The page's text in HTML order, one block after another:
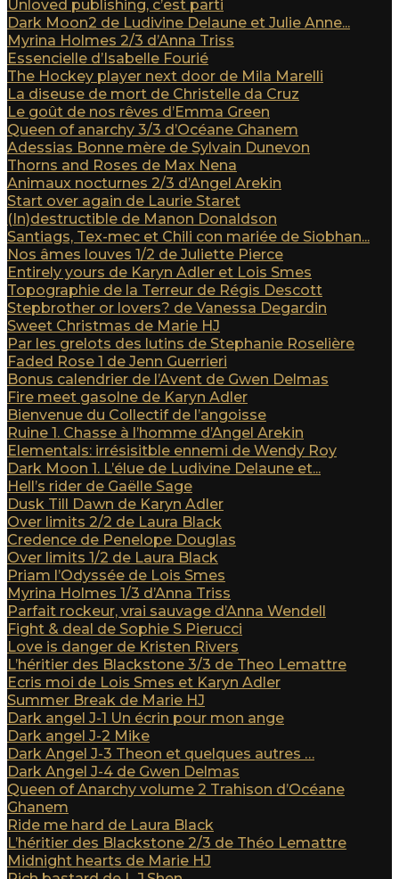
Unloved publishing, c’est parti
Dark Moon2 de Ludivine Delaune et Julie Anne...
Myrina Holmes 2/3 d’Anna Triss
Essencielle d’Isabelle Fourié
The Hockey player next door de Mila Marelli
La diseuse de mort de Christelle da Cruz
Le goût de nos rêves d’Emma Green
Queen of anarchy 3/3 d’Océane Ghanem
Adessias Bonne mère de Sylvain Dunevon
Thorns and Roses de Max Nena
Animaux nocturnes 2/3 d’Angel Arekin
Start over again de Laurie Staret
(In)destructible de Manon Donaldson
Santiags, Tex-mec et Chili con mariée de Siobhan...
Nos âmes louves 1/2 de Juliette Pierce
Entirely yours de Karyn Adler et Lois Smes
Topographie de la Terreur de Régis Descott
Stepbrother or lovers? de Vanessa Degardin
Sweet Christmas de Marie HJ
Par les grelots des lutins de Stephanie Roselière
Faded Rose 1 de Jenn Guerrieri
Bonus calendrier de l’Avent de Gwen Delmas
Fire meet gasolne de Karyn Adler
Bienvenue du Collectif de l’angoisse
Ruine 1. Chasse à l’homme d’Angel Arekin
Elementals: irrésisitble ennemi de Wendy Roy
Dark Moon 1. L’élue de Ludivine Delaune et...
Hell’s rider de Gaëlle Sage
Dusk Till Dawn de Karyn Adler
Over limits 2/2 de Laura Black
Credence de Penelope Douglas
Over limits 1/2 de Laura Black
Priam l’Odyssée de Lois Smes
Myrina Holmes 1/3 d’Anna Triss
Parfait rockeur, vrai sauvage d’Anna Wendell
Fight & deal de Sophie S Pierucci
Love is danger de Kristen Rivers
L’héritier des Blackstone 3/3 de Theo Lemattre
Ecris moi de Lois Smes et Karyn Adler
Summer Break de Marie HJ
Dark angel J-1 Un écrin pour mon ange
Dark angel J-2 Mike
Dark Angel J-3 Theon et quelques autres …
Dark Angel J-4 de Gwen Delmas
Queen of Anarchy volume 2 Trahison d’Océane
Ghanem
Ride me hard de Laura Black
L’héritier des Blackstone 2/3 de Théo Lemattre
Midnight hearts de Marie HJ